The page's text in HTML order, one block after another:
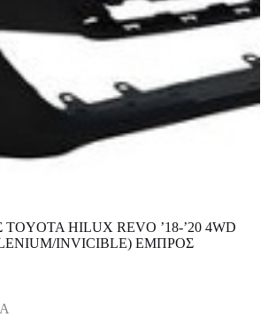
HILUX REVO ’18-’20 4WD
INVICIBLE) ΕΜΠΡΟΣ